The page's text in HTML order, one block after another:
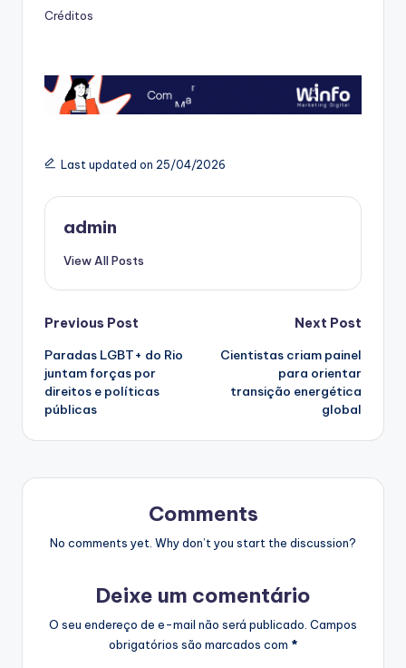
Créditos
Last updated on 25/04/2026
admin
View All Posts
Post
navigation
Previous Post
Paradas LGBT+ do Rio
juntam forças por
direitos e políticas
públicas
Next Post
Cientistas criam painel
para orientar
transição energética
global
Comments
No comments yet. Why don’t you start the discussion?
Deixe um comentário
O seu endereço de e-mail não será publicado. Campos
obrigatórios são marcados com *